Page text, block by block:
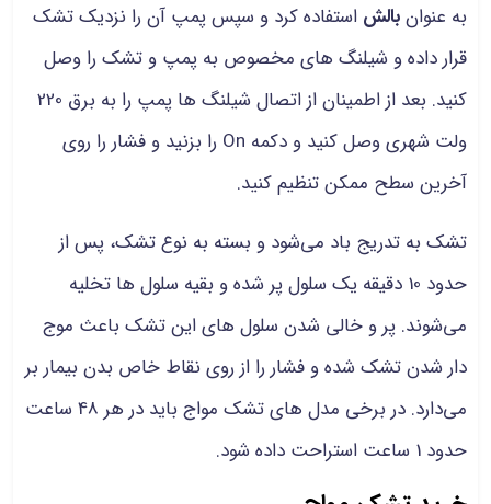
به عنوانبالش استفاده کرد و سپس پمپ آن را نزدیک تشک
قرار داده و شیلنگ های مخصوص به پمپ و تشک را وصل
کنید. بعد از اطمینان از اتصال شیلنگ ها پمپ را به برق 220
ولت شهری وصل کنید و دکمه On را بزنید و فشار را روی
آخرین سطح ممکن تنظیم کنید.
تشک به تدریج باد می‌شود و بسته به نوع تشک، پس از
حدود 10 دقیقه یک سلول پر شده و بقیه سلول ها تخلیه
می‌شوند. پر و خالی شدن سلول های این تشک باعث موج
دار شدن تشک شده و فشار را از روی نقاط خاص بدن بیمار بر
می‌دارد. در برخی مدل های تشک مواج باید در هر 48 ساعت
حدود 1 ساعت استراحت داده شود.